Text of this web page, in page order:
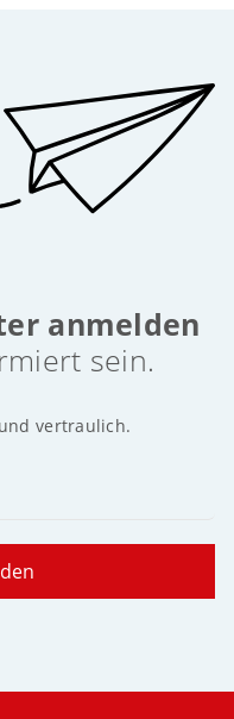
anmelden
sein.
vertraulich.